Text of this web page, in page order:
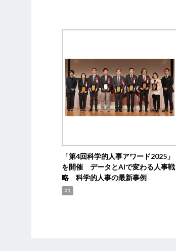
「第4回科学的人事アワード2025」
を開催 データとAIで変わる人事戦
略 科学的人事の最新事例
PR